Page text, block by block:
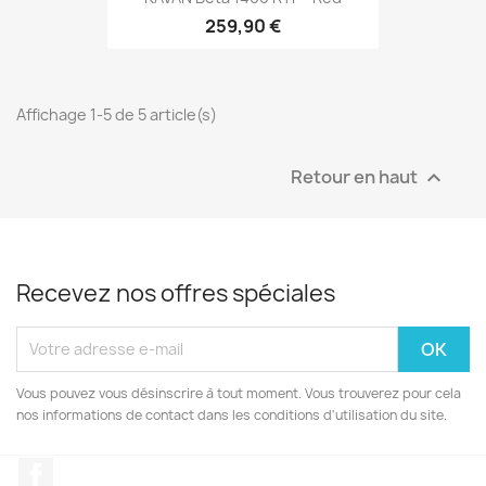
259,90 €
Affichage 1-5 de 5 article(s)
Retour en haut 
Recevez nos offres spéciales
Vous pouvez vous désinscrire à tout moment. Vous trouverez pour cela
nos informations de contact dans les conditions d'utilisation du site.